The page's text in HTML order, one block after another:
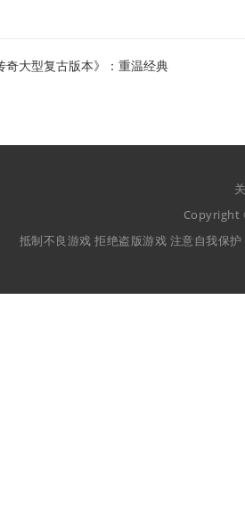
奇大型复古版本》：重温经典
Copyright
抵制不良游戏 拒绝盗版游戏 注意自我保